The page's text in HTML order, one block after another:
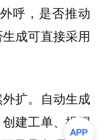
呼，是否推动
成可直接采用
扩。自动生成
建工单、提醒